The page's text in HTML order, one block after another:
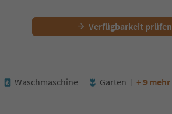
Verfügbarkeit prüfen
Waschmaschine Garten + 9 mehr